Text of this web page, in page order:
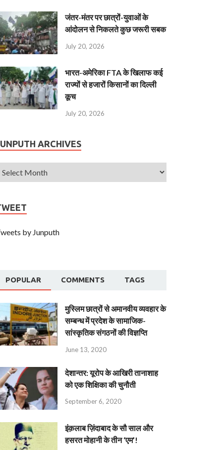
जंतर-मंतर पर छात्रों-युवाओं के
आंदोलन से निकलते कुछ जरूरी सबक
July 20, 2026
भारत-अमेरिका FTA के खिलाफ कई
राज्यों से हजारों किसानों का दिल्ली
कूच
July 20, 2026
ARCHIVES
by Junputh
POPULAR COMMENTS TAGS
मुस्लिम छात्रों से अमानवीय व्यवहार के
सम्बन्ध में प्रदेश के सामाजिक-
सांस्कृतिक संगठनों की विज्ञप्ति
June 13, 2020
देशान्‍तर: यूरोप के आखिरी तानाशाह
को एक शिक्षिका की चुनौती
September 6, 2020
इंक़लाब ज़िंदाबाद के सौ साल और
हसरत मोहानी के तीन ‘एम’!